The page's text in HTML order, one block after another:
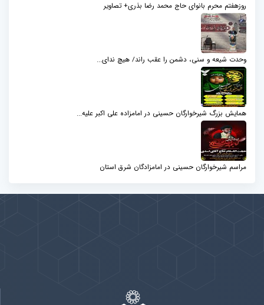
روزهفتم محرم بانوای حاج محمد رضا بذری+ تصاویر
وحدت شیعه و سنی، دشمن را عقب راند/ هیچ ندای...
همایش بزرگ شیرخوارگان حسینی در امامزاده علی اکبر علیه...
مراسم شیرخوارگان حسینی در امامزادگان شرق استان